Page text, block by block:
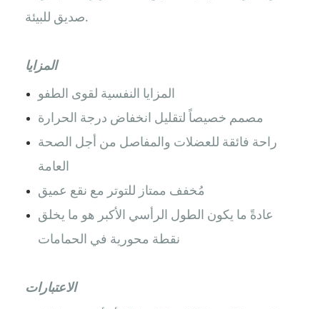
صديق للبيئة.
المزايا
المزايا النفسية لقوى الطفو
مصمم خصيصاً لتقليل انخفاض درجة الحرارة
راحة فائقة للعضلات والمفاصل من أجل الصحة
العامة
مُخفف ممتاز للتوتر مع نقع عميق
عادةً ما يكون الطول الرأسي الأكبر هو ما يخلق
نقطة محورية في الحمامات
الاعتبارات